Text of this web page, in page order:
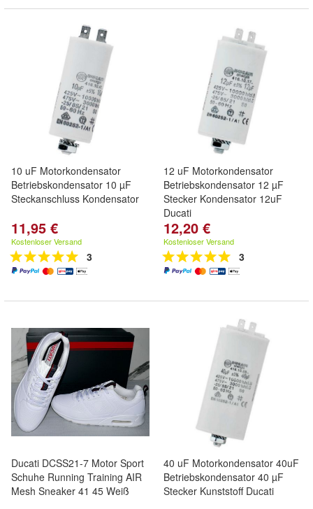
10 uF Motorkondensator
Betriebskondensator 10 µF
Steckanschluss Kondensator
11,95 €
Kostenloser Versand
3
12 uF Motorkondensator
Betriebskondensator 12 µF
Stecker Kondensator 12uF
Ducati
12,20 €
Kostenloser Versand
3
Ducati DCSS21-7 Motor Sport
Schuhe Running Training AIR
Mesh Sneaker 41 45 Weiß
40 uF Motorkondensator 40uF
Betriebskondensator 40 µF
Stecker Kunststoff Ducati